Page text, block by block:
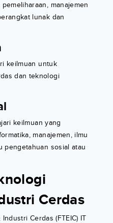
manajemen
lunak dan
keilmuan untuk
dan teknologi
keilmuan yang
manajemen, ilmu
pengetahuan sosial atau
Cerdas
Cerdas (FTEIC) IT